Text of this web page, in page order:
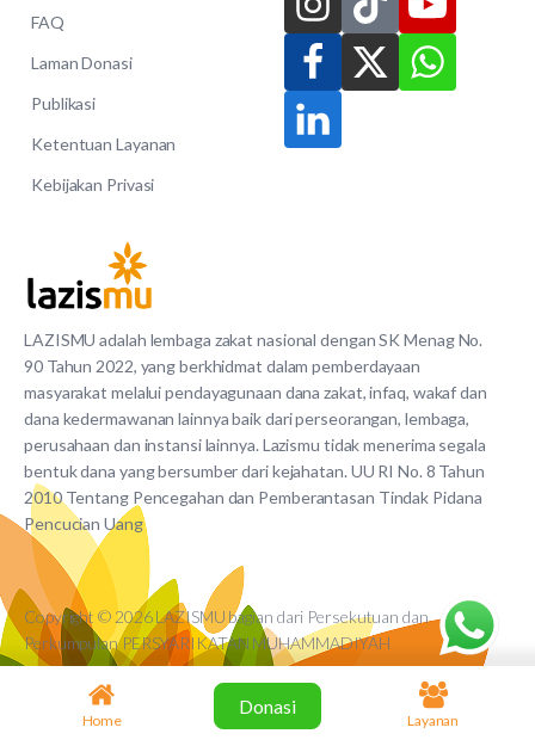
LAZISMU adalah lembaga zakat nasional dengan SK Menag No.
90 Tahun 2022, yang berkhidmat dalam pemberdayaan
masyarakat melalui pendayagunaan dana zakat, infaq, wakaf dan
dana kedermawanan lainnya baik dari perseorangan, lembaga,
perusahaan dan instansi lainnya. Lazismu tidak menerima segala
bentuk dana yang bersumber dari kejahatan. UU RI No. 8 Tahun
2010 Tentang Pencegahan dan Pemberantasan Tindak Pidana
Pencucian Uang
FAQ
Laman Donasi
Publikasi
Ketentuan Layanan
Kebijakan Privasi
Copyright © 2026 LAZISMU bagian dari Persekutuan dan
Perkumpulan PERSYARIKATAN MUHAMMADIYAH
Home
Donasi
Layanan